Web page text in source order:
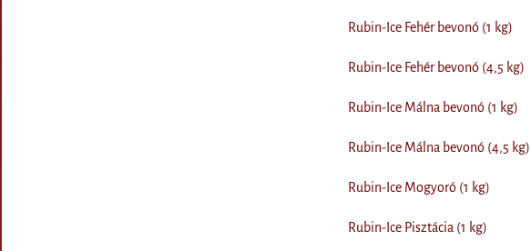
Rubin-Ice Fehér bevonó (1 kg)
Rubin-Ice Fehér bevonó (4,5 kg)
Rubin-Ice Málna bevonó (1 kg)
Rubin-Ice Málna bevonó (4,5 kg)
Rubin-Ice Mogyoró (1 kg)
Rubin-Ice Pisztácia (1 kg)